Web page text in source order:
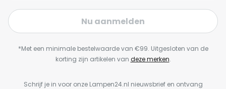
Nu aanmelden
*Met een minimale bestelwaarde van €99. Uitgesloten van de
korting zijn artikelen van deze merken.
Schrijf je in voor onze Lampen24.nl nieuwsbrief en ontvang